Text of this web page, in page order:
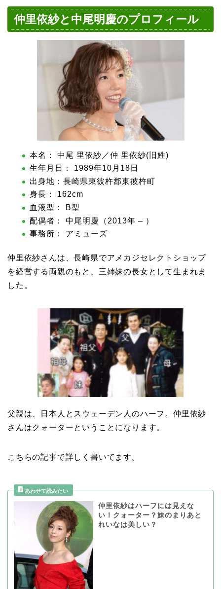
仲里依紗と中尾明慶のプロフィール
本名： 中尾 里依紗／仲 里依紗(旧姓)
生年月日： 1989年10月18日
出身地：長崎県東彼杵郡東彼杵町
身長： 162cm
血液型： B型
配偶者： 中尾明慶（2013年 – ）
事務所： アミューズ
仲里依紗さんは、長崎県でアメカジセレクトショップ
を経営する両親のもと、三姉妹の長女として生まれま
した。
父親は、日本人とスウェーデン人のハーフ。仲里依紗
さんはクォーターということになります。
こちらの記事で詳しく書いてます。
仲里依紗はハーフには見えな
い！クォーター？妹のまりあと
れいなは美しい？